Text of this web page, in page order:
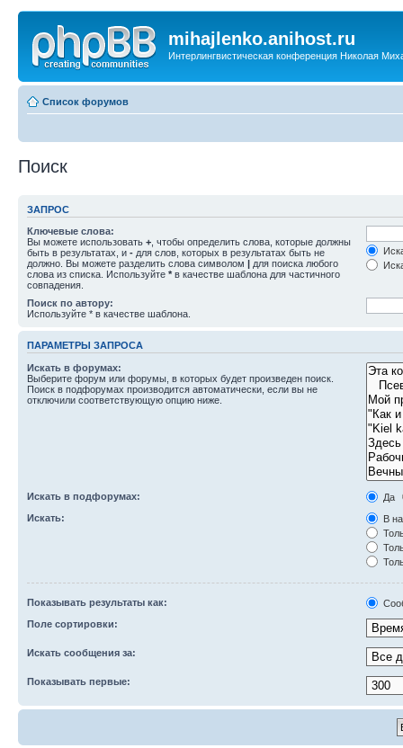
mihajlenko.anihost.ru
Интерлингвистическая конференция Николая
Список форумов
Поиск
ЗАПРОС
Ключевые слова:
Вы можете использовать + , чтобы определить слова, которые должны
быть в результатах, и - для слов, которых в результатах быть не
должно. Вы можете разделить слова символом | для поиска любого
слова из списка. Используйте * в качестве шаблона для частичного
совпадения.
Поиск по автору:
Используйте * в качестве шаблона.
ПАРАМЕТРЫ ЗАПРОСА
Искать в форумах:
Выберите форум или форумы, в которых будет произведен поиск.
Поиск в подфорумах производится автоматически, если вы не
отключили соответствующую опцию ниже.
Искать в подфорумах:
Да
Искать:
В
Показывать результаты как:
Поле сортировки:
Искать сообщения за:
Показывать первые: